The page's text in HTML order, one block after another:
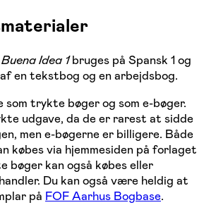
Buena Idea 1bruges på Spansk 1 og
en tekstbog og en arbejdsbog.
som trykte bøger og som e-bøger.
udgave, da de er rarest at sidde
men e-bøgerne er billigere. Både
købes via hjemmesiden på forlaget
bøger kan også købes eller
Du kan også være heldig at
på FOF Aarhus Bogbase.